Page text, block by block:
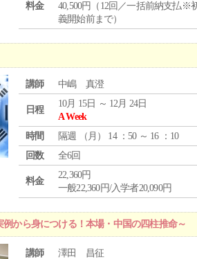
料金
40,500円（12回／一括前納支払※
義開始前まで）
講師 中嶋 真澄
日程
10月 15日 ～ 12月 24日
A Week
時間
隔週 （ 月 ） 14 ：50 ～ 16 ：10
回数
全6回
料金
22,360円
一般22,360円/入学者20,090円
から身につける！本場・中国の四柱推命～
講師 澤田 昌征